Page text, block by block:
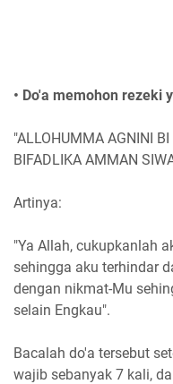
• Do'a memohon rezeki
"ALLOHUMMA AGNINI
BIFADLIKA AMMAN
Artinya:
"Ya Allah, cukupkanlah
sehingga aku terhindar
dengan nikmat-Mu
selain Engkau".
Bacalah do'a tersebut
wajib sebanyak 7 kali,